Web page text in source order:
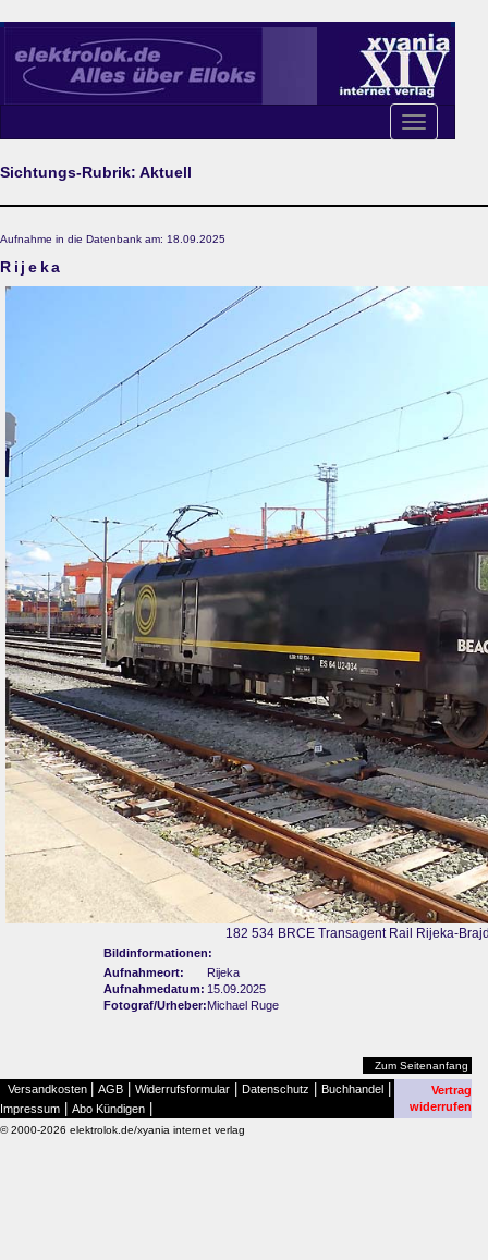
Toggle
navigation
Sichtungs-Rubrik: Aktuell
Aufnahme in die Datenbank am: 18.09.2025
Rijeka
182 534 BRCE Transagent Rail Rijeka-
Bildinformationen:
Aufnahmeort:
Rijeka
Aufnahmedatum: 15.09.2025
Fotograf/Urheber:Michael Ruge
Zum Seitenanfang
Versandkosten AGB Widerrufsformular Datenschutz Buchhandel
Impressum Abo Kündigen
Vertrag
widerrufen
© 2000-2026 elektrolok.de/xyania internet verlag